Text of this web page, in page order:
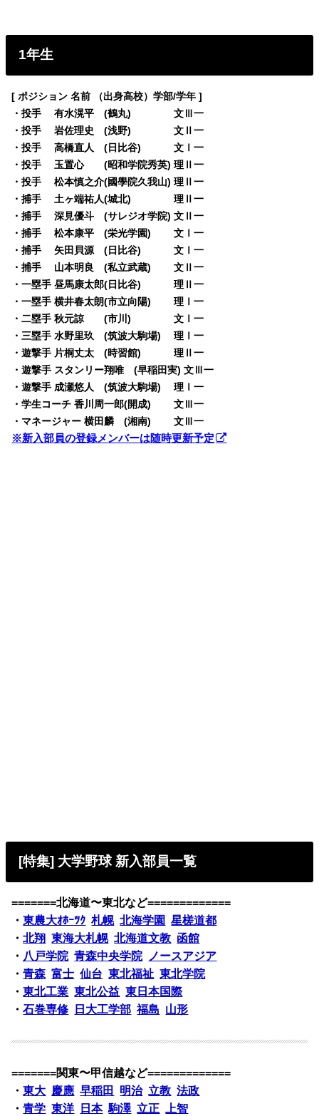
1年生
[ ポジション 名前 （出身高校）学部/学年 ]
・投手 有水滉平 (鶴丸) 文Ⅲ一
・投手 岩佐理史 (浅野) 文Ⅱ一
・投手 高橋直人 (日比谷) 文Ⅰ一
・投手 玉置心 (昭和学院秀英) 理Ⅱ一
・投手 松本慎之介(國學院久我山) 理Ⅱ一
・捕手 土ヶ端祐人(城北) 理Ⅱ一
・捕手 深見優斗 (サレジオ学院) 文Ⅱ一
・捕手 松本康平 (栄光学園) 文Ⅰ一
・捕手 矢田貝源 (日比谷) 文Ⅰ一
・捕手 山本明良 (私立武蔵) 文Ⅱ一
・一塁手 昼馬康太郎(日比谷) 理Ⅱ一
・一塁手 横井春太朗(市立向陽) 理Ⅰ一
・二塁手 秋元諒 (市川) 文Ⅰ一
・三塁手 水野里玖 (筑波大駒場) 理Ⅰ一
・遊撃手 片桐丈太 (時習館) 理Ⅱ一
・遊撃手 スタンリー翔唯 (早稲田実) 文Ⅲ一
・遊撃手 成瀬悠人 (筑波大駒場) 理Ⅰ一
・学生コーチ 香川周一郎(開成) 文Ⅲ一
・マネージャー 横田麟 (湘南) 文Ⅲ一
※新入部員の登録メンバーは随時更新予定
[特集] 大学野球 新入部員一覧
=======北海道〜東北など=============
・東農大ｵﾎｰﾂｸ 札幌 北海学園
星槎道都
・北翔 東海大札幌 北海道文教 函館
・ 八戸学院 青森中央学院
ノースアジア
・青森 富士 仙台 東北福祉 東北学院
・東北工業 東北公益 東日本国際
・石巻専修 日大工学部 福島 山形
=======関東〜甲信越など=============
・東大 慶應 早稲田 明治 立教 法政
・青学 東洋 日本 駒澤 立正 上智